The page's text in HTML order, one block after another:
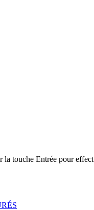
la touche Entrée pour